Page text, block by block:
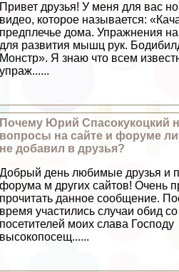
Привет друзья! У меня для вас
видео, которое называется:
предплечье дома. Упражнения на
для развития мышц рук.
Монстр». Я знаю что всем
упраж......
Почему Юрий Спасокукоцкий
вопросы на сайте и форуме
не добавил в друзья?
Добрый день любимые друзья и
форума м других сайтов! Очень
прочитать данное сообщение.
время участились случаи обид
посетителей моих слава Господу
высокопосещ......